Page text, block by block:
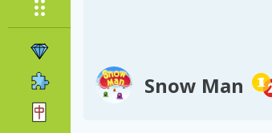
Snow Man